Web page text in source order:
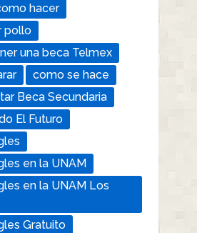
hacer
pollo
una beca Telmex
como se hace
Beca Secundaria
El Futuro
en la UNAM
en la UNAM Los
Gratuito